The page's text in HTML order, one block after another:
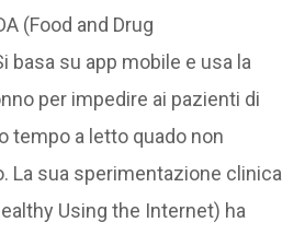
(Food and Drug
basa su app mobile e usa la
per impedire ai pazienti di
tempo a letto quado non
La sua sperimentazione clinica
Using the Internet) ha